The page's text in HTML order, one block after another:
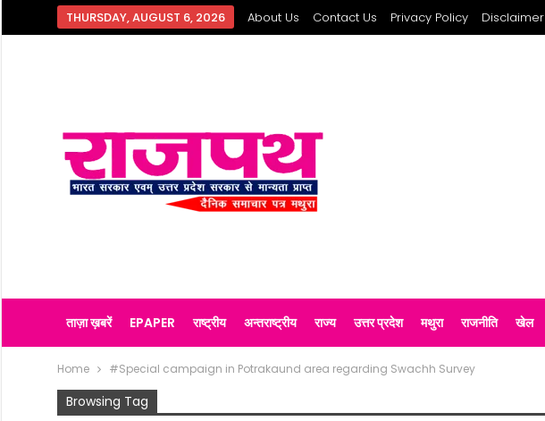
THURSDAY, AUGUST 6, 2026 About Us Contact Us Privacy Policy Disclaimer
ताज़ा ख़बरें EPAPER राष्ट्रीय अन्तराष्ट्रीय राज्य उत्तर प्रदेश मथुरा राजनीति खेल
Home #Special campaign in Potrakaund area regarding Swachh Survey
Browsing Tag